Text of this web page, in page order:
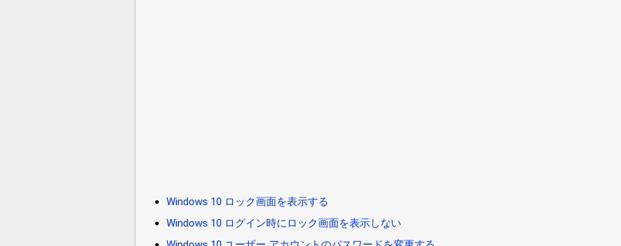
Windows 10 ロック画面を表示する
Windows 10 ログイン時にロック画面を表示しない